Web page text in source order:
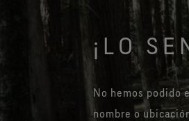
Pruebas de
¡LO
No hemos podido
nombre o